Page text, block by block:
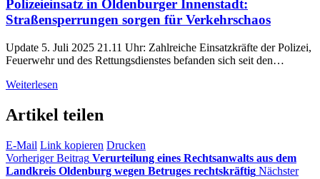
Polizeieinsatz in Oldenburger Innenstadt:
Straßensperrungen sorgen für Verkehrschaos
Update 5. Juli 2025 21.11 Uhr: Zahlreiche Einsatzkräfte der Polizei,
Feuerwehr und des Rettungsdienstes befanden sich seit den…
Weiterlesen
Artikel teilen
E-Mail Link kopieren Drucken
Vorheriger Beitrag Verurteilung eines Rechtsanwalts aus dem
Landkreis Oldenburg wegen Betruges rechtskräftig Nächster